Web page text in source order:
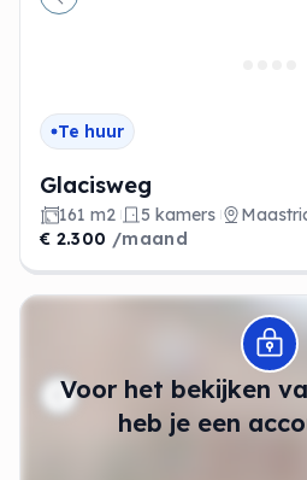
Vorige
Te huur
Glacisweg
161 m2 5 kamers
€ 2.300 /maand
Voor het bekijken
heb je een